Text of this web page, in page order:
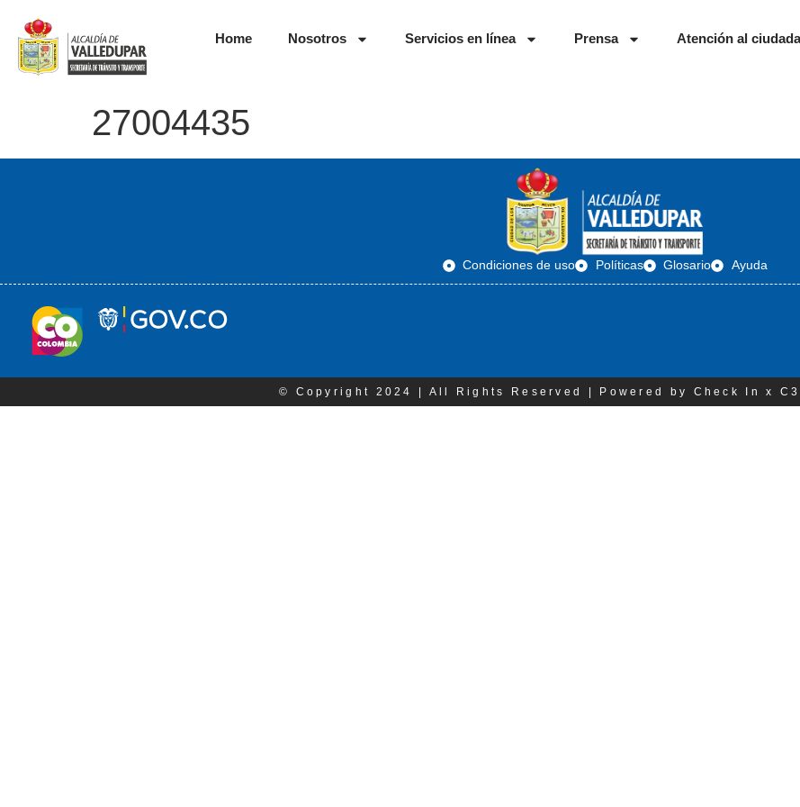
Home Nosotros Servicios en línea Prensa Atención al
27004435
Condiciones de uso Políticas Glosario Ayuda
© Copyright 2024 | All Rights Reserved | Powered by Check In x